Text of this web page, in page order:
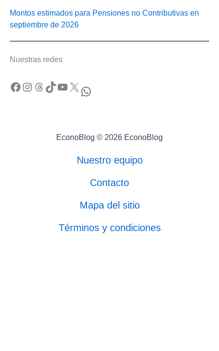
Montos estimados para Pensiones no Contributivas en
septiembre de 2026
Nuestras redes
Facebook Instagram Threads TikTok YouTube X WhatsApp
EconoBlog © 2026 EconoBlog
Nuestro equipo
Contacto
Mapa del sitio
Términos y condiciones